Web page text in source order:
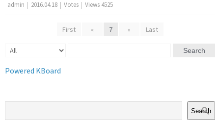
admin | 2016.04.18 | Votes | Views 4525
First « 7 » Last
Search
Powered KBoard
Search